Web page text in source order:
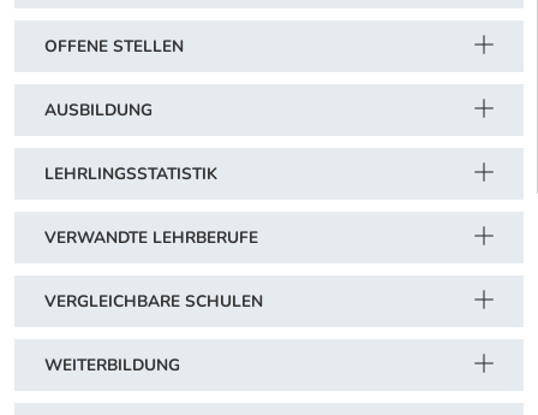
OFFENE STELLEN
AUSBILDUNG
LEHRLINGSSTATISTIK
VERWANDTE LEHRBERUFE
VERGLEICHBARE SCHULEN
WEITERBILDUNG